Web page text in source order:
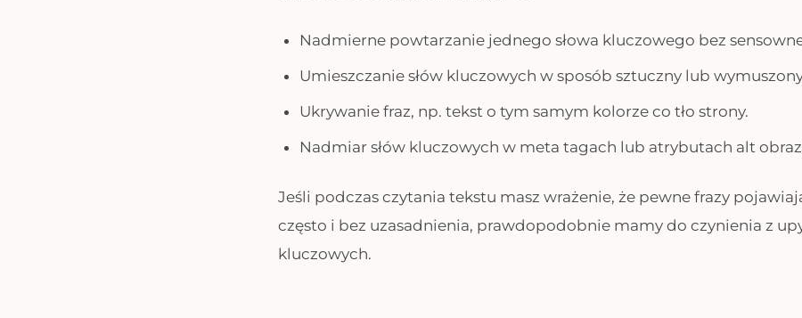
Nadmierne powtarzanie jednego słowa kluczowego bez
Umieszczanie słów kluczowych w sposób sztuczny lub
Ukrywanie fraz, np. tekst o tym samym kolorze co tło strony.
Nadmiar słów kluczowych w meta tagach lub atrybutach alt
Jeśli podczas czytania tekstu masz wrażenie, że pewne frazy
często i bez uzasadnienia, prawdopodobnie mamy do czynienia z
kluczowych.